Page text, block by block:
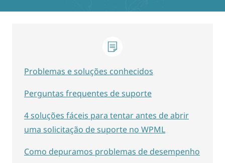
Problemas e soluções conhecidos
Perguntas frequentes de suporte
4 soluções fáceis para tentar antes de abrir
uma solicitação de suporte no WPML
Como depuramos problemas de desempenho